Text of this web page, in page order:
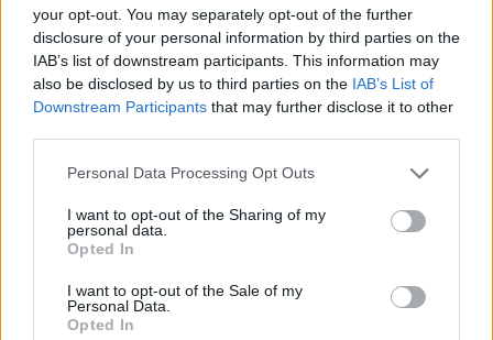
your opt-out. You may separately opt-out of the further
disclosure of your personal information by third parties on the
IAB’s list of downstream participants. This information may
also be disclosed by us to third parties on the IAB’s List of
Downstream Participants that may further disclose it to other
Personal Data Processing Opt Outs
I want to opt-out of the Sharing of my
personal data.
Opted In
I want to opt-out of the Sale of my
Personal Data.
Opted In